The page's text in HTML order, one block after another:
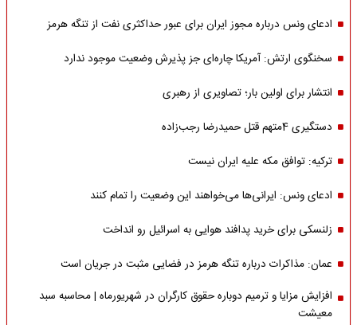
ادعای ونس درباره مجوز ایران برای عبور حداکثری نفت از تنگه هرمز
سخنگوی ارتش: آمریکا چاره‌ای جز پذیرش وضعیت موجود ندارد
انتشار برای اولین بار؛ تصاویری از رهبری
دستگیری 4متهم قتل حمیدرضا رجب‌زاده
ترکیه: توافق مکه علیه ایران نیست
ادعای ونس: ایرانی‌ها می‌خواهند این وضعیت را تمام کنند
زلنسکی برای خرید پدافند هوایی به اسرائیل رو انداخت
عمان: مذاکرات درباره تنگه هرمز در فضایی مثبت در جریان است
افزایش مزایا و ترمیم دوباره حقوق کارگران در شهریورماه | محاسبه سبد
معیشت